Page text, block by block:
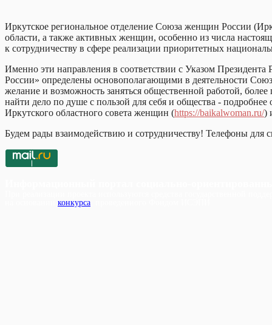
Иркутское региональное отделение Союза женщин России
области, а также активных женщин, особенно из числа
к сотрудничеству в сфере реализации приоритетных
Именно эти направления в соответствии с Указом
России» определены основополагающими в деятельности
желание и возможность заняться общественной работой,
найти дело по душе с пользой для себя и общества -
Иркутского областного совета женщин (https://baikalwoman.ru/)
Будем рады взаимодействию и сотрудничеству! Телефоны для
конкурса